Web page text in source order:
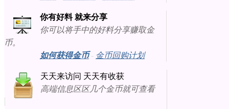
你有好料 就来分享
你可以将手中的好料分享赚取金
币。
如何获得金币- 金币回购计划
天天来访问 天天有收获
高端信息区区几个金币就可查看